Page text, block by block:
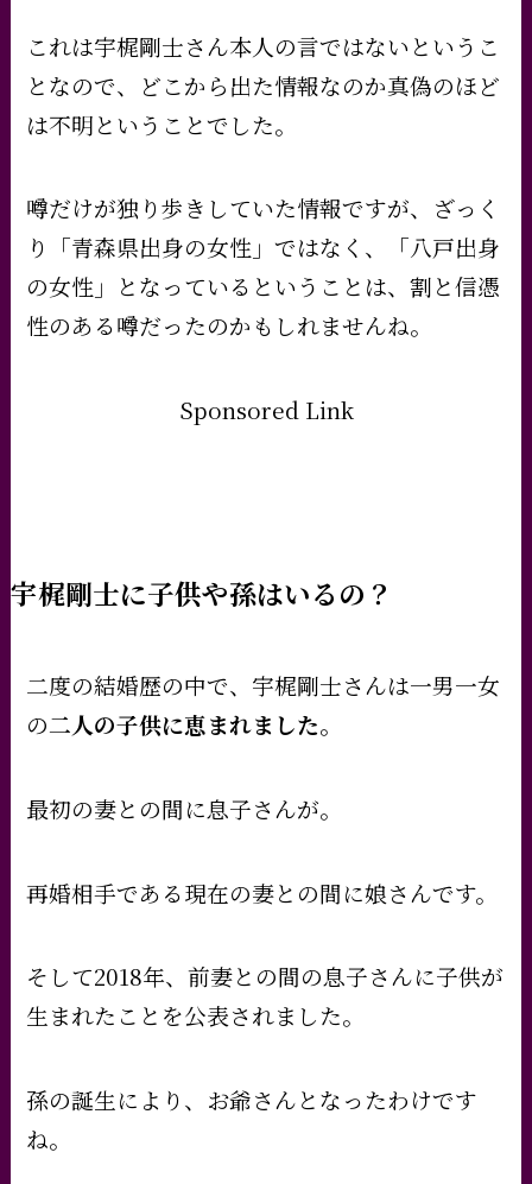
これは宇梶剛士さん本人の言ではないというこ
となので、どこから出た情報なのか真偽のほど
は不明ということでした。
噂だけが独り歩きしていた情報ですが、ざっく
り「青森県出身の女性」ではなく、「八戸出身
の女性」となっているということは、割と信憑
性のある噂だったのかもしれませんね。
Sponsored Link
宇梶剛士に子供や孫はいるの？
二度の結婚歴の中で、宇梶剛士さんは一男一女
の二人の子供に恵まれました。
最初の妻との間に息子さんが。
再婚相手である現在の妻との間に娘さんです。
そして2018年、前妻との間の息子さんに子供が
生まれたことを公表されました。
孫の誕生により、お爺さんとなったわけです
ね。